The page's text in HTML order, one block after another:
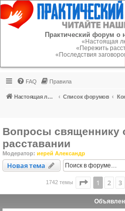
Регистрация
Практический форум о
«Настоящая
«Пережить
«Последствия
FAQ Правила
Настоящая любовь Список форумов
Вопросы священнику
расставании
Модератор: иерей Александр
Новая тема
Новаятема
1742 темы Страница
1 2 3